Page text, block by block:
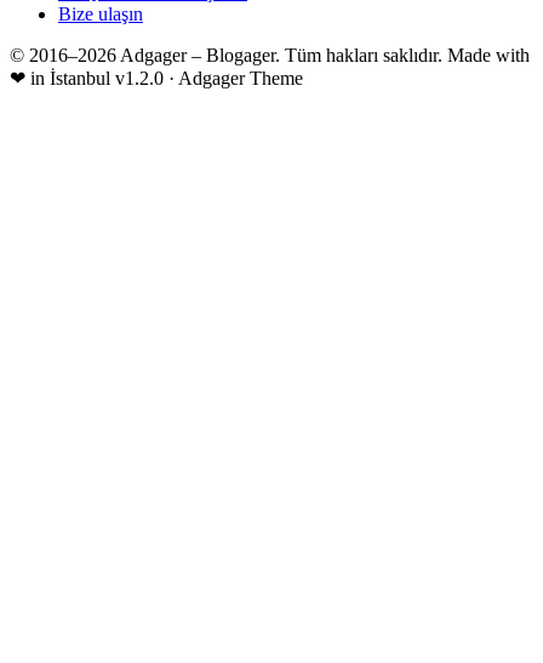
Bize ulaşın
© 2016–2026 Adgager – Blogager. Tüm hakları saklıdır. Made with
❤ in İstanbul v1.2.0 · Adgager Theme